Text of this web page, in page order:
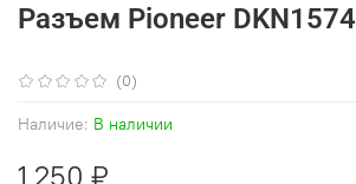
(0)
Наличие: В наличии
Разъем Pioneer DKN1574
1 250 ₽